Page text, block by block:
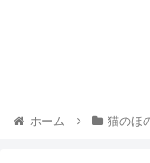
ホーム 猫のほ